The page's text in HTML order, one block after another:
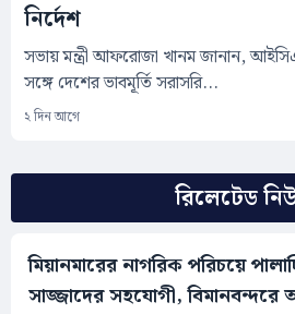
রিলেটেড
মিয়ানমারের নাগরিক পরিচয়ে
সাজ্জাদের সহযোগী,
নির্দেশ
সভায় মন্ত্রী আফরোজা খানম জানান,
সঙ্গে দেশের ভাবমূর্তি সরাসরি...
২ দিন আগে